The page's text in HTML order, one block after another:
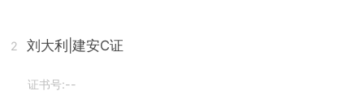
2 刘大利 |建安C证
证书号:--